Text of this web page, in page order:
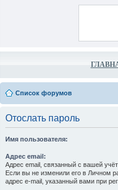
Список форумов
Отослать пароль
Имя пользователя:
Адрес email:
Адрес email, связанный с вашей
Если вы не изменили его в Личном
адрес e-mail, указанный вами при